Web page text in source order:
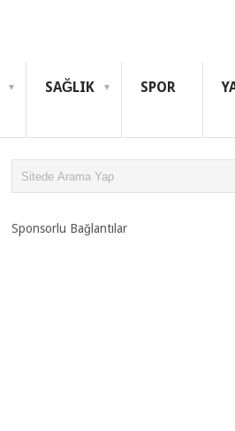
SAĞLIK SPOR
Sponsorlu Bağlantılar